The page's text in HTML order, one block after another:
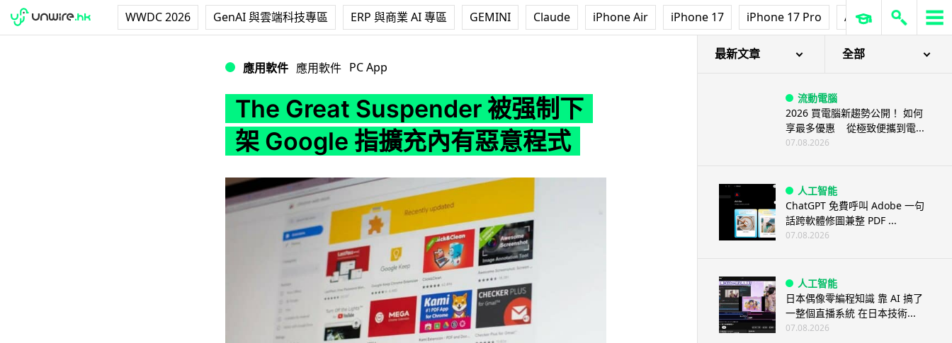
WWDC 2026 GenAI 與雲端科技專區 ERP 與商業 AI 專區 GEMINI Claude iPhone Air iPhone 17 iPhone 17 Pro AirPods Pro 3
應用軟件 應用軟件 PC App
The Great Suspender 被强制下
架 Google 指擴充內有惡意程式
最新文章 全部
流動電腦
2026 買電腦新趨勢公開！ 如何
享最多優惠 從極致便攜到電...
07.08.2026
人工智能
ChatGPT 免費呼叫 Adobe 一句
話跨軟體修圖兼整 PDF ...
07.08.2026
人工智能
日本偶像零編程知識 靠 AI 搞了
一整個直播系統 在日本技術...
07.08.2026